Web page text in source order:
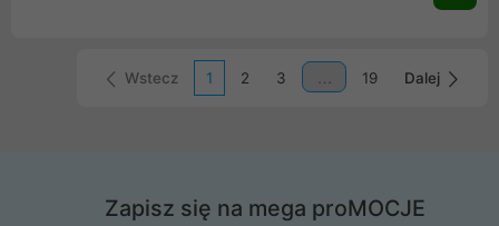
Wstecz 1 2 3 19 Dalej
Zapisz się na mega proMOCJE